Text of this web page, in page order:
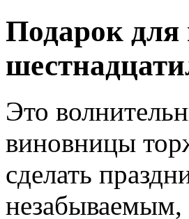
Подарок для
Это
виновницы
сделать
незабываемым,